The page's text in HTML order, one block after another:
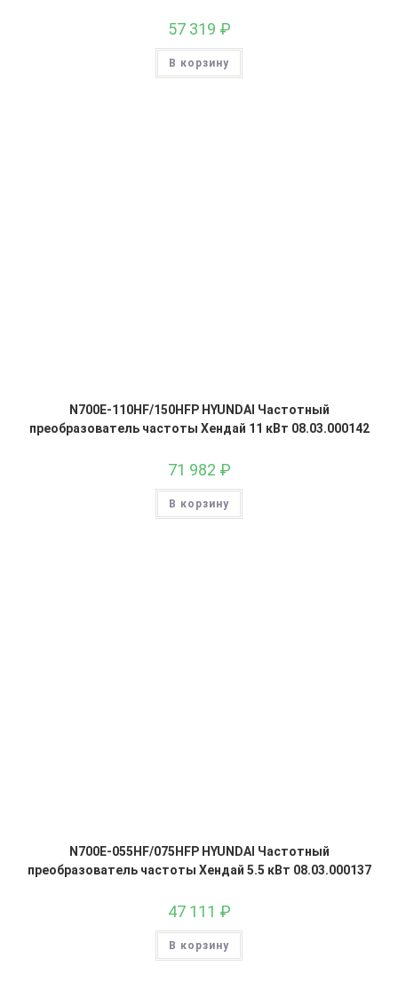
57 319 ₽
В корзину
N700E-110HF/150HFP HYUNDAI Частотный
преобразователь частоты Хендай 11 кВт 08.03.000142
71 982 ₽
В корзину
N700E-055HF/075HFP HYUNDAI Частотный
преобразователь частоты Хендай 5.5 кВт 08.03.000137
47 111 ₽
В корзину